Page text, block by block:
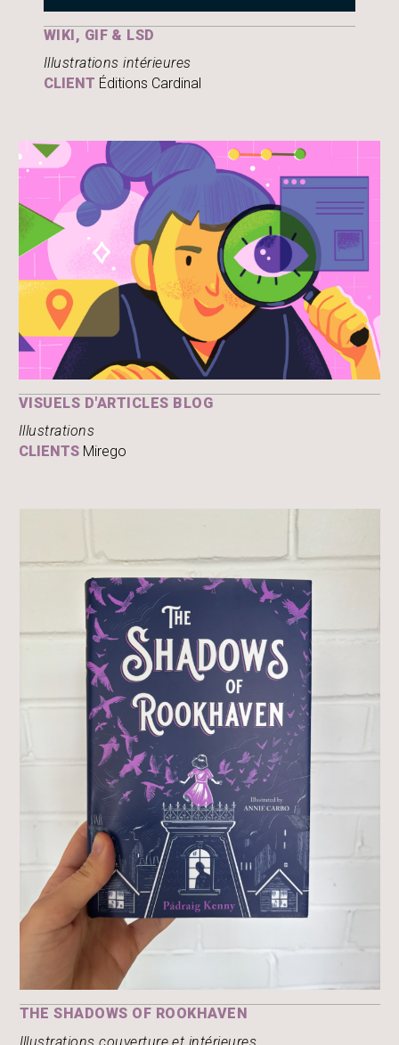
WIKI, GIF & LSD
Illustrations intérieures
CLIENT Éditions Cardinal
VISUELS D'ARTICLES BLOG
Illustrations
CLIENTS Mirego
THE SHADOWS OF ROOKHAVEN
Illustrations couverture et intérieures